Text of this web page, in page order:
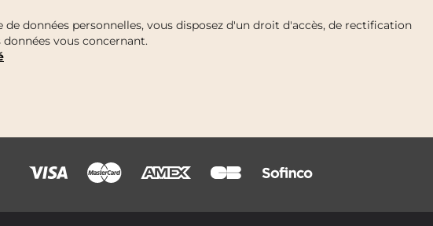
données personnelles, vous disposez d'un droit d'accès, de rectification
vous concernant.